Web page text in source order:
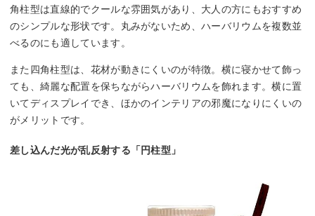
角柱型は直線的でクールな雰囲気があり、大人の方にもおすすめ
のシンプルな形状です。丸みがないため、ハーバリウムを複数並
べるのにも適しています。
また四角柱型は、花材が動きにくいのが特徴。横に寝かせて飾っ
ても、綺麗な配置を保ちながらハーバリウムを飾れます。横に置
いてディスプレイでき、ほかのインテリアの邪魔になりにくいの
がメリットです。
差し込んだ光が乱反射する「円柱型」